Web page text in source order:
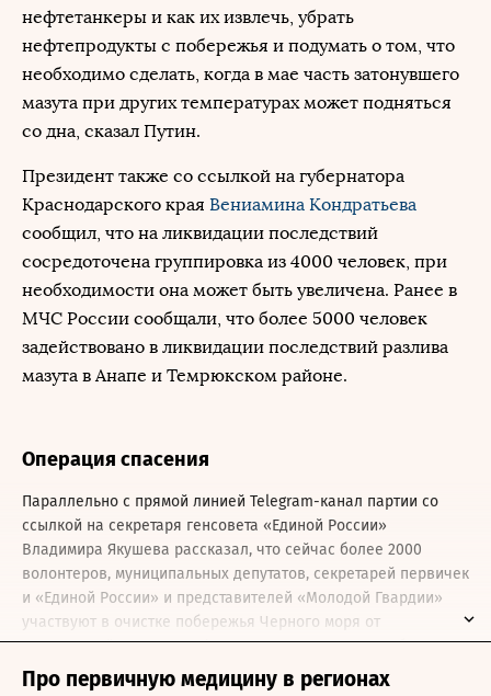
нефтетанкеры и как их извлечь, убрать
нефтепродукты с побережья и подумать о том, что
необходимо сделать, когда в мае часть затонувшего
мазута при других температурах может подняться
со дна, сказал Путин.
Президент также со ссылкой на губернатора
Краснодарского края Вениамина Кондратьева
сообщил, что на ликвидации последствий
сосредоточена группировка из 4000 человек, при
необходимости она может быть увеличена. Ранее в
МЧС России сообщали, что более 5000 человек
задействовано в ликвидации последствий разлива
мазута в Анапе и Темрюкском районе.
Операция спасения
Параллельно с прямой линией Telegram-канал партии со
ссылкой на секретаря генсовета «Единой России»
Владимира Якушева рассказал, что сейчас более 2000
волонтеров, муниципальных депутатов, секретарей первичек
и «Единой России» и представителей «Молодой Гвардии»
участвуют в очистке побережья Черного моря от
последствий разлива нефтепродуктов. Якушев сообщил, что
местные отделения партии приобретают резиновую обувь и
Про первичную медицину в регионах